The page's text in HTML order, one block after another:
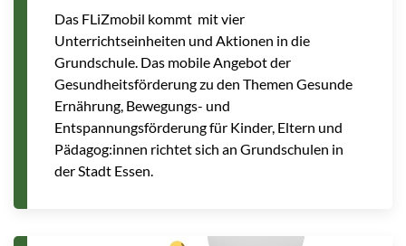
Das FLiZmobil kommt mit vier
Unterrichtseinheiten und Aktionen in die
Grundschule. Das mobile Angebot der
Gesundheitsförderung zu den Themen Gesunde
Ernährung, Bewegungs- und
Entspannungsförderung für Kinder, Eltern und
Pädagog:innen richtet sich an Grundschulen in
der Stadt Essen.